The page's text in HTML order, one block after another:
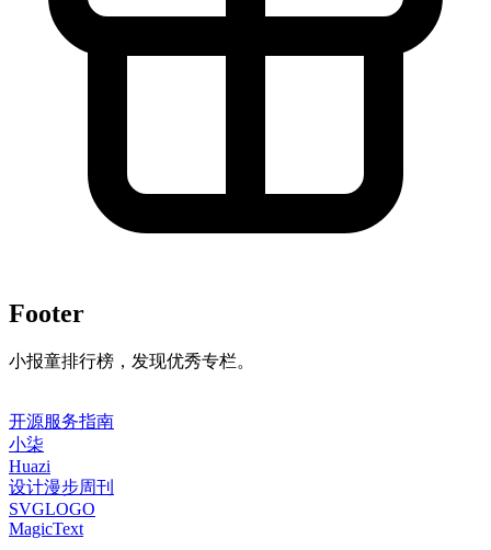
Footer
小报童排行榜，发现优秀专栏。
开源服务指南
小柒
Huazi
设计漫步周刊
SVGLOGO
MagicText